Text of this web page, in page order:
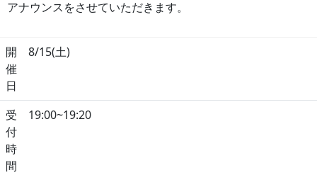
アナウンスをさせていただきます。
開
催
日
8/15(土)
受
付
時
間
19:00~19:20